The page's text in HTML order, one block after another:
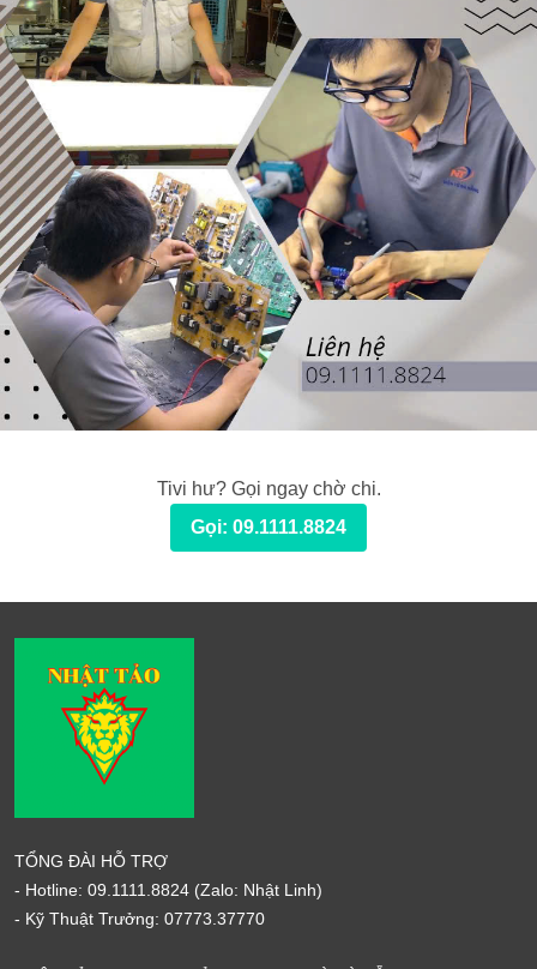
Tivi hư? Gọi ngay chờ chi.
Gọi: 09.1111.8824
TỔNG ĐÀI HỖ TRỢ
- Hotline: 09.1111.8824 (Zalo: Nhật Linh)
- Kỹ Thuật Trưởng: 07773.37770